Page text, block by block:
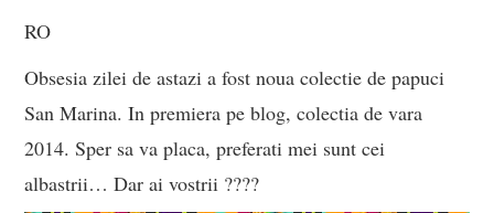
GRAIN DE FOLIE ET MES
PETITS TUYAUX…
RO
Obsesia zilei de astazi a fost noua colectie de papuci
San Marina. In premiera pe blog, colectia de vara
2014. Sper sa va placa, preferati mei sunt cei
albastrii… Dar ai vostrii ????